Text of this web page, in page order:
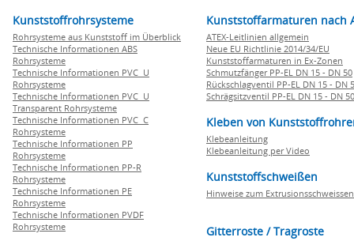
Kunststoffrohrsysteme
Rohrsysteme aus Kunststoff im Überblick
Technische Informationen ABS
Rohrsysteme
Technische Informationen PVC U
Rohrsysteme
Technische Informationen PVC U
Transparent Rohrsysteme
Technische Informationen PVC C
Rohrsysteme
Technische Informationen PP
Rohrsysteme
Technische Informationen PP-R
Rohrsysteme
Technische Informationen PE
Rohrsysteme
Technische Informationen PVDF
Rohrsysteme
Kunststoffarmaturen nach
ATEX-Leitlinien allgemein
Neue EU Richtlinie 2014/34/EU
Kunststoffarmaturen in Ex-Zonen
Schmutzfänger PP-EL DN 15 - DN 50
Rückschlagventil PP-EL DN 15 - DN
Schrägsitzventil PP-EL DN 15 - DN 50
Kleben von
Klebeanleitung
Klebeanleitung per Video
Kunststoffschweißen
Hinweise zum Extrusionsschweissen
Gitterroste / Tragroste